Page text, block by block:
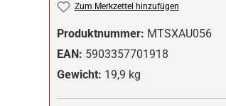
Zum Merkzettel hinzufügen
Produktnummer: MTSXAU056
EAN: 5903357701918
Gewicht: 19,9 kg